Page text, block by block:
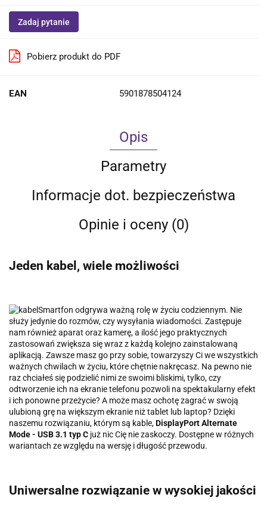
Zadaj pytanie
Pobierz produkt do PDF
EAN 5901878504124
Opis
Parametry
Informacje dot. bezpieczeństwa
Opinie i oceny (0)
Jeden kabel, wiele możliwości
Smartfon odgrywa ważną rolę w życiu codziennym. Nie
służy jedynie do rozmów, czy wysyłania wiadomości. Zastępuje
nam również aparat oraz kamerę, a ilość jego praktycznych
zastosowań zwiększa się wraz z każdą kolejno zainstalowaną
aplikacją. Zawsze masz go przy sobie, towarzyszy Ci we wszystkich
ważnych chwilach w życiu, które chętnie nakręcasz. Na pewno nie
raz chciałeś się podzielić nimi ze swoimi bliskimi, tylko, czy
odtworzenie ich na ekranie telefonu pozwoli na spektakularny efekt
i ich ponowne przeżycie? A może masz ochotę zagrać w swoją
ulubioną grę na większym ekranie niż tablet lub laptop? Dzięki
naszemu rozwiązaniu, którym są kable,DisplayPort Alternate
Mode - USB 3.1 typ C już nic Cię nie zaskoczy. Dostępne w różnych
wariantach ze względu na wersję i długość przewodu.
Uniwersalne rozwiązanie w wysokiej jakości